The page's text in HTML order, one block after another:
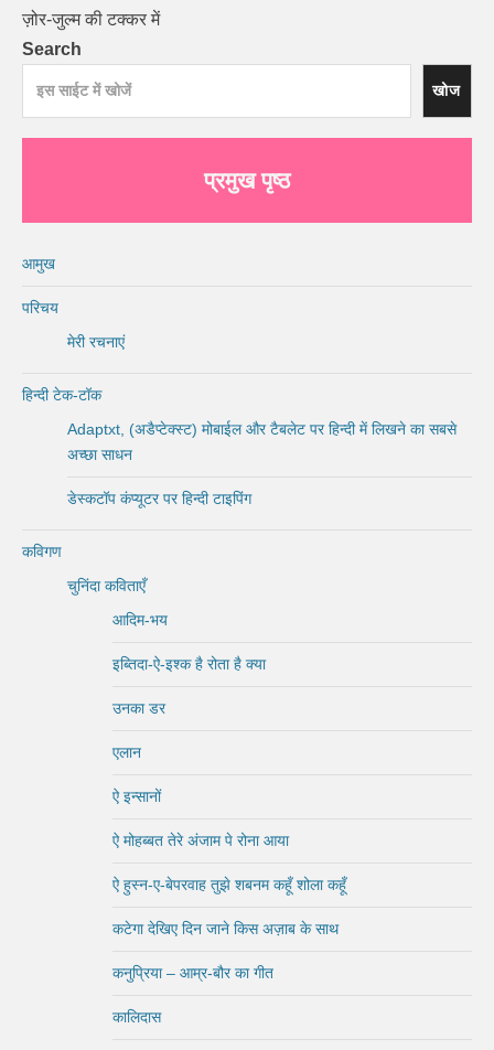
ज़ोर-जुल्म की टक्कर में
Search
खोज
प्रमुख पृष्ठ
आमुख
परिचय
मेरी रचनाएं
हिन्दी टेक-टॉक
Adaptxt, (अडैप्टेक्स्ट) मोबाईल और टैबलेट पर हिन्दी में लिखने का सबसे
अच्छा साधन
डेस्कटॉप कंप्यूटर पर हिन्दी टाइपिंग
कविगण
चुनिंदा कविताएँ
आदिम-भय
इब्तिदा-ऐ-इश्क है रोता है क्या
उनका डर
एलान
ऐ इन्सानों
ऐ मोहब्बत तेरे अंजाम पे रोना आया
ऐ हुस्न-ए-बेपरवाह तुझे शबनम कहूँ शोला कहूँ
कटेगा देखिए दिन जाने किस अज़ाब के साथ
कनुप्रिया – आम्र-बौर का गीत
कालिदास